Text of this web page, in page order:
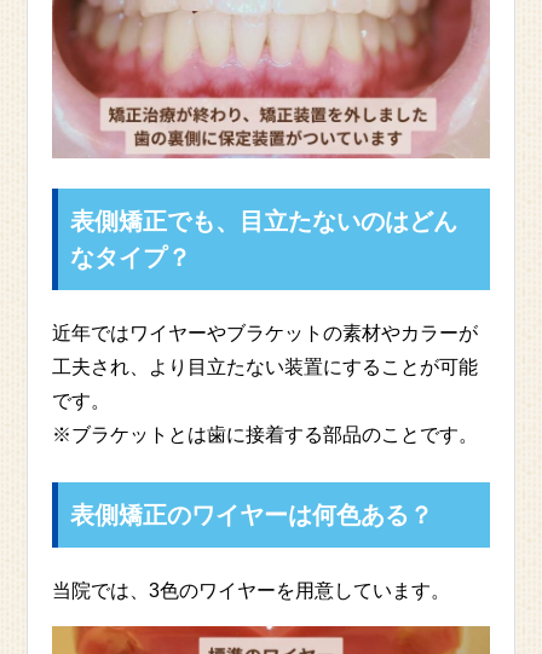
表側矯正でも、目立たないのはどん
なタイプ？
近年ではワイヤーやブラケットの素材やカラーが
工夫され、より目立たない装置にすることが可能
です。
※ブラケットとは歯に接着する部品のことです。
表側矯正のワイヤーは何色ある？
当院では、3色のワイヤーを用意しています。